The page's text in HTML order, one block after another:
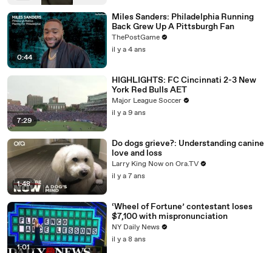
0:44
Miles Sanders: Philadelphia Running
Back Grew Up A Pittsburgh Fan
ThePostGame
il y a 4 ans
7:29
HIGHLIGHTS: FC Cincinnati 2-3 New
York Red Bulls AET
Major League Soccer
il y a 9 ans
1:48
Do dogs grieve?: Understanding canine
love and loss
Larry King Now on Ora.TV
il y a 7 ans
1:01
‘Wheel of Fortune’ contestant loses
$7,100 with mispronunciation
NY Daily News
il y a 8 ans